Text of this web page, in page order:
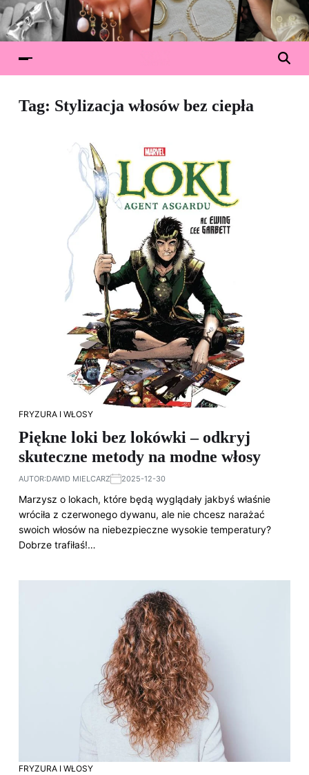
Tag: Stylizacja włosów bez ciepła
FRYZURA I WŁOSY
Piękne loki bez lokówki – odkryj
skuteczne metody na modne włosy
AUTOR:DAWID MIELCARZ 2025-12-30
Marzysz o lokach, które będą wyglądały jakbyś właśnie
wróciła z czerwonego dywanu, ale nie chcesz narażać
swoich włosów na niebezpieczne wysokie temperatury?
Dobrze trafiłaś!…
FRYZURA I WŁOSY